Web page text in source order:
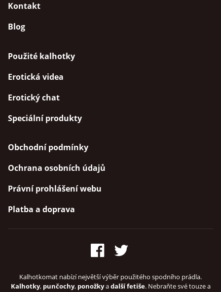
Kontakt
Blog
Použité kalhotky
Erotická videa
Erotický chat
Speciální produkty
Obchodní podmínky
Ochrana osobních údajů
Právní prohlášení webu
Platba a doprava
Kalhotkomat nabízí největší výběr použitého spodního prádla.
Kalhotky, punčochy, ponožkyadalší fetiše. Nebraňte své touze a